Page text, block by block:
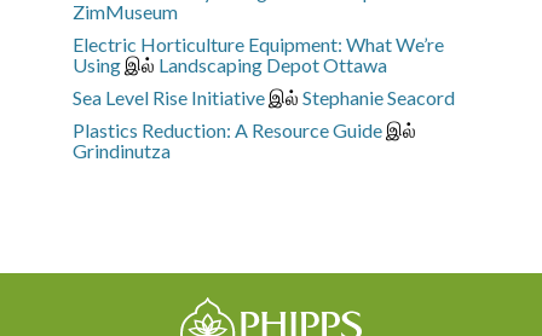
ZimMuseum
Electric Horticulture Equipment: What We’re
Using இல் Landscaping Depot Ottawa
Sea Level Rise Initiative இல் Stephanie Seacord
Plastics Reduction: A Resource Guide இல்
Grindinutza